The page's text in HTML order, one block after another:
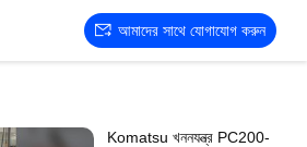
আমাদের সাথে যোগাযোগ করুন
Komatsu খননযন্ত্র PC200-